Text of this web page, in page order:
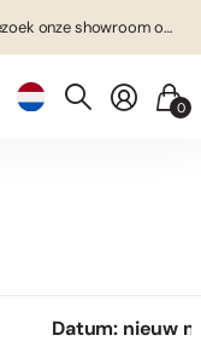
Gratis verzending in NL vanaf €75!
0